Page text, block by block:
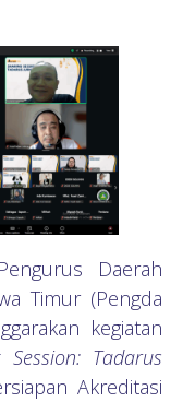
Daerah
Timur (Pengda
kegiatan
Session: Tadarus
Akreditasi